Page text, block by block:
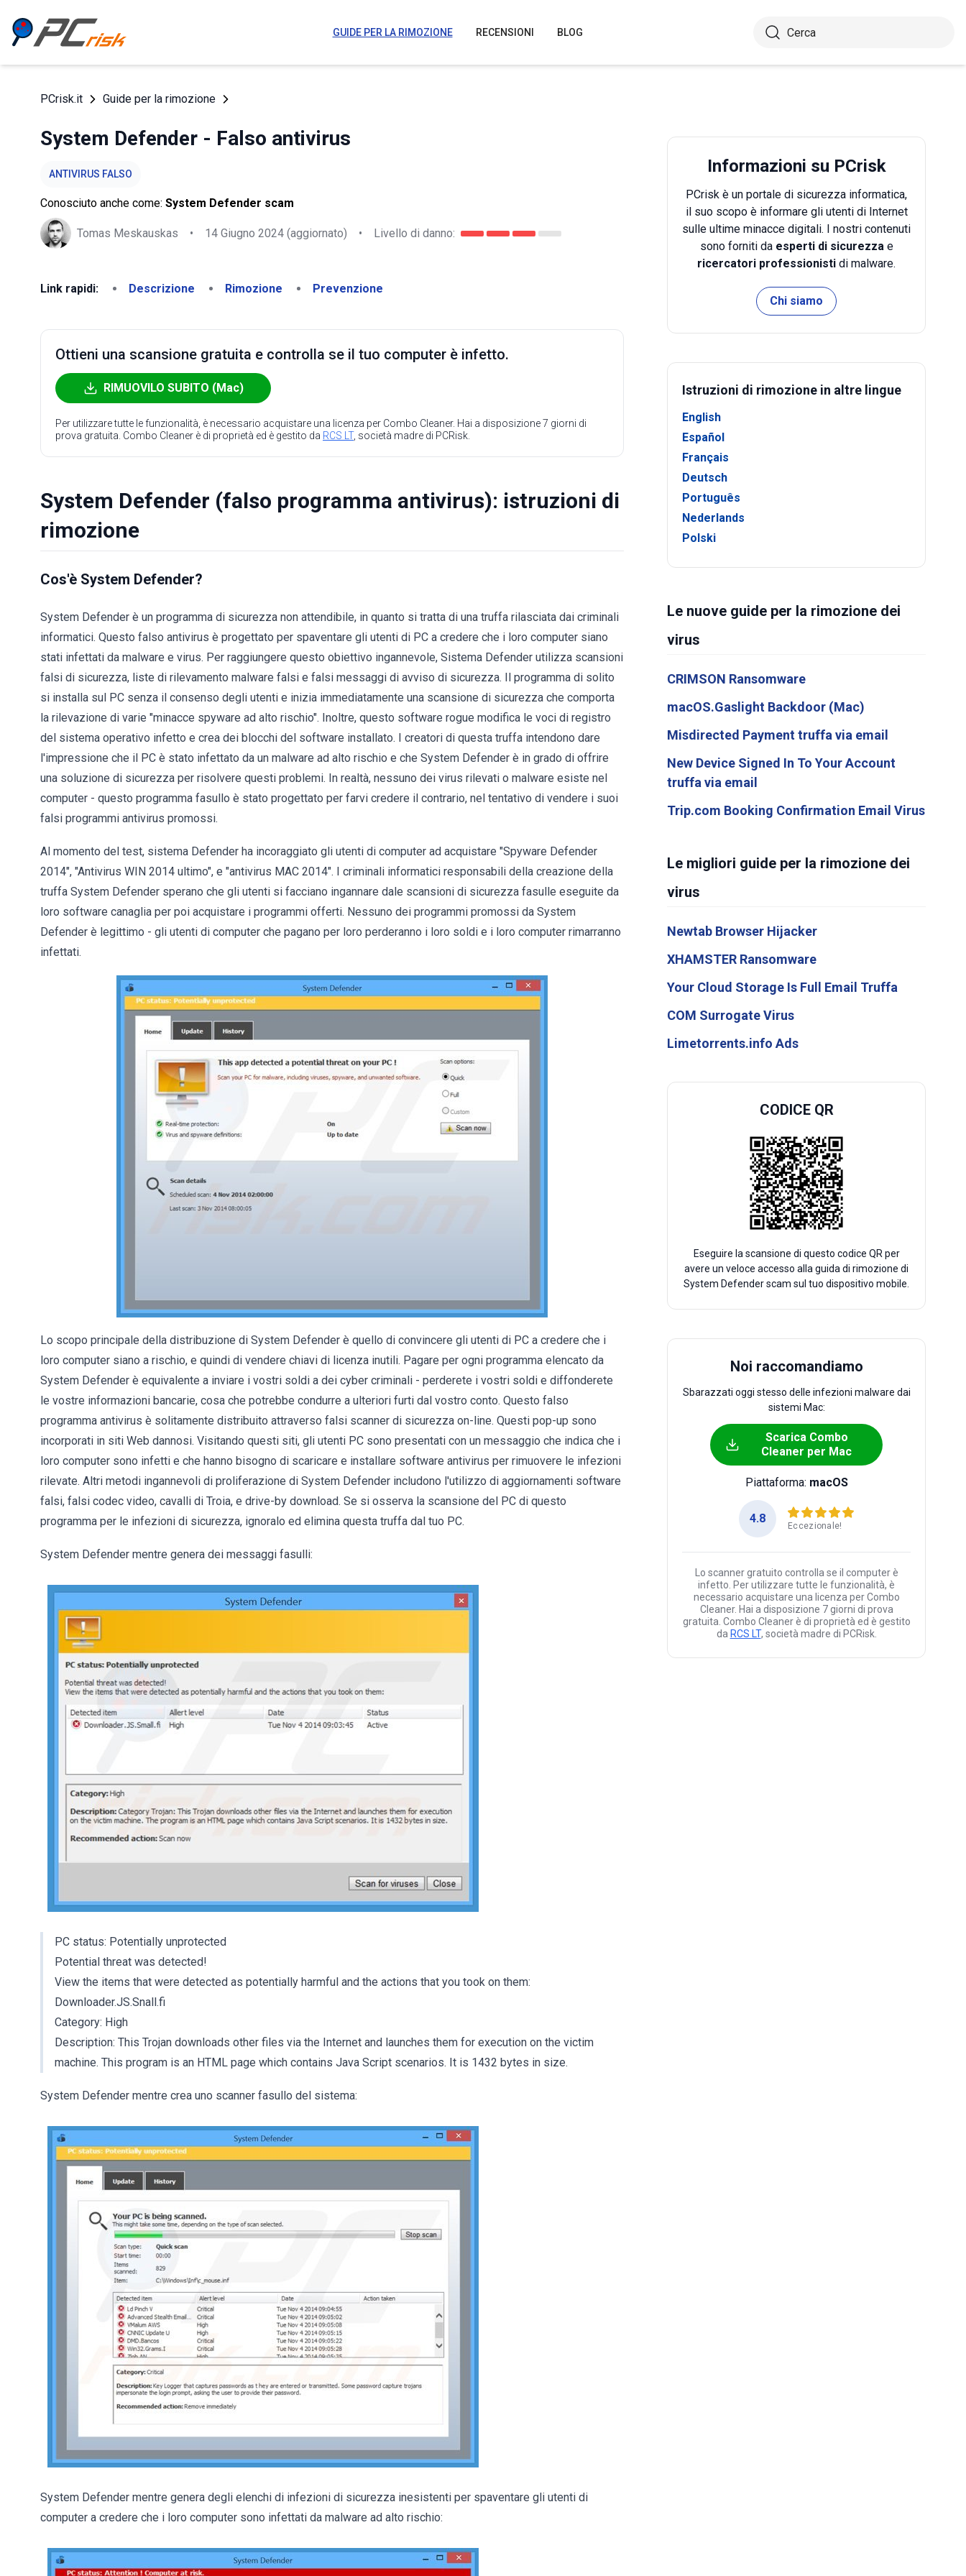
GUIDE PER LA RIMOZIONE RECENSIONI BLOG
PCrisk.it Guide per la rimozione
System Defender - Falso antivirus
ANTIVIRUS FALSO
Conosciuto anche come: System Defender scam
Tomas Meskauskas • 14 Giugno 2024 (aggiornato) • Livello di danno:
Link rapidi: Descrizione Rimozione Prevenzione
Ottieni una scansione gratuita e controlla se il tuo computer è infetto.
RIMUOVILO SUBITO (Mac)
Per utilizzare tutte le funzionalità, è necessario acquistare una licenza per Combo Cleaner. Hai a disposizione 7 giorni di
prova gratuita. Combo Cleaner è di proprietà ed è gestito da RCS LT, società madre di PCRisk.
System Defender (falso programma antivirus): istruzioni di
rimozione
Cos'è System Defender?
System Defender è un programma di sicurezza non attendibile, in quanto si tratta di una truffa rilasciata dai criminali
informatici. Questo falso antivirus è progettato per spaventare gli utenti di PC a credere che i loro computer siano
stati infettati da malware e virus. Per raggiungere questo obiettivo ingannevole, Sistema Defender utilizza scansioni
falsi di sicurezza, liste di rilevamento malware falsi e falsi messaggi di avviso di sicurezza. Il programma di solito
si installa sul PC senza il consenso degli utenti e inizia immediatamente una scansione di sicurezza che comporta
la rilevazione di varie "minacce spyware ad alto rischio". Inoltre, questo software rogue modifica le voci di registro
del sistema operativo infetto e crea dei blocchi del software installato. I creatori di questa truffa intendono dare
l'impressione che il PC è stato infettato da un malware ad alto rischio e che System Defender è in grado di offrire
una soluzione di sicurezza per risolvere questi problemi. In realtà, nessuno dei virus rilevati o malware esiste nel
computer - questo programma fasullo è stato progettato per farvi credere il contrario, nel tentativo di vendere i suoi
falsi programmi antivirus promossi.
Al momento del test, sistema Defender ha incoraggiato gli utenti di computer ad acquistare "Spyware Defender
2014", "Antivirus WIN 2014 ultimo", e "antivirus MAC 2014". I criminali informatici responsabili della creazione della
truffa System Defender sperano che gli utenti si facciano ingannare dale scansioni di sicurezza fasulle eseguite da
loro software canaglia per poi acquistare i programmi offerti. Nessuno dei programmi promossi da System
Defender è legittimo - gli utenti di computer che pagano per loro perderanno i loro soldi e i loro computer rimarranno
infettati.
Lo scopo principale della distribuzione di System Defender è quello di convincere gli utenti di PC a credere che i
loro computer siano a rischio, e quindi di vendere chiavi di licenza inutili. Pagare per ogni programma elencato da
System Defender è equivalente a inviare i vostri soldi a dei cyber criminali - perderete i vostri soldi e diffonderete
le vostre informazioni bancarie, cosa che potrebbe condurre a ulteriori furti dal vostro conto. Questo falso
programma antivirus è solitamente distribuito attraverso falsi scanner di sicurezza on-line. Questi pop-up sono
incorporati in siti Web dannosi. Visitando questi siti, gli utenti PC sono presentati con un messaggio che indica che i
loro computer sono infetti e che hanno bisogno di scaricare e installare software antivirus per rimuovere le infezioni
rilevate. Altri metodi ingannevoli di proliferazione di System Defender includono l'utilizzo di aggiornamenti software
falsi, falsi codec video, cavalli di Troia, e drive-by download. Se si osserva la scansione del PC di questo
programma per le infezioni di sicurezza, ignoralo ed elimina questa truffa dal tuo PC.
System Defender mentre genera dei messaggi fasulli:
PC status: Potentially unprotected
Potential threat was detected!
View the items that were detected as potentially harmful and the actions that you took on them:
Downloader.JS.Snall.fi
Category: High
Description: This Trojan downloads other files via the Internet and launches them for execution on the victim
machine. This program is an HTML page which contains Java Script scenarios. It is 1432 bytes in size.
System Defender mentre crea uno scanner fasullo del sistema:
System Defender mentre genera degli elenchi di infezioni di sicurezza inesistenti per spaventare gli utenti di
computer a credere che i loro computer sono infettati da malware ad alto rischio:
Informazioni su PCrisk
PCrisk è un portale di sicurezza informatica,
il suo scopo è informare gli utenti di Internet
sulle ultime minacce digitali. I nostri contenuti
sono forniti da esperti di sicurezzae
ricercatori professionisti di malware.
Chi siamo
Istruzioni di rimozione in altre lingue
English
Español
Français
Deutsch
Português
Nederlands
Polski
Le nuove guide per la rimozione dei
virus
CRIMSON Ransomware
macOS.Gaslight Backdoor (Mac)
Misdirected Payment truffa via email
New Device Signed In To Your Account
truffa via email
Trip.com Booking Confirmation Email Virus
Le migliori guide per la rimozione dei
virus
Newtab Browser Hijacker
XHAMSTER Ransomware
Your Cloud Storage Is Full Email Truffa
COM Surrogate Virus
Limetorrents.info Ads
CODICE QR
Eseguire la scansione di questo codice QR per
avere un veloce accesso alla guida di rimozione di
System Defender scam sul tuo dispositivo mobile.
Noi raccomandiamo
Sbarazzati oggi stesso delle infezioni malware dai
sistemi Mac:
Scarica Combo
Cleaner per Mac
Piattaforma: macOS
4.8
Eccezionale!
Lo scanner gratuito controlla se il computer è
infetto. Per utilizzare tutte le funzionalità, è
necessario acquistare una licenza per Combo
Cleaner. Hai a disposizione 7 giorni di prova
gratuita. Combo Cleaner è di proprietà ed è gestito
da RCS LT, società madre di PCRisk.